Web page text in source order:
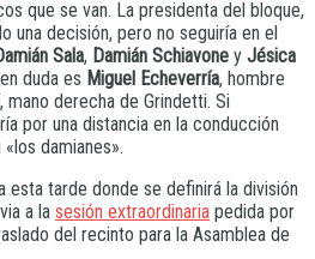
que se van. La presidenta del bloque,
una decisión, pero no seguiría en el
Sala, Damián Schiavone y Jésica
duda es Miguel Echeverría, hombre
, mano derecha de Grindetti. Si
por una distancia en la conducción
damianes».
esta tarde donde se definirá la división
a la sesión extraordinaria pedida por
del recinto para la Asamblea de